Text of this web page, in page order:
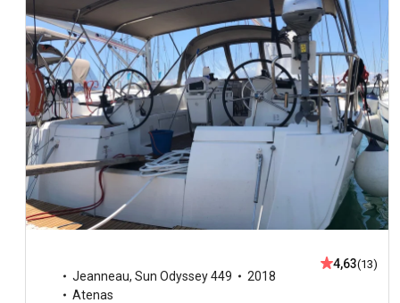
Jeanneau, Sun Odyssey 449
2018
Atenas
4,63(13)